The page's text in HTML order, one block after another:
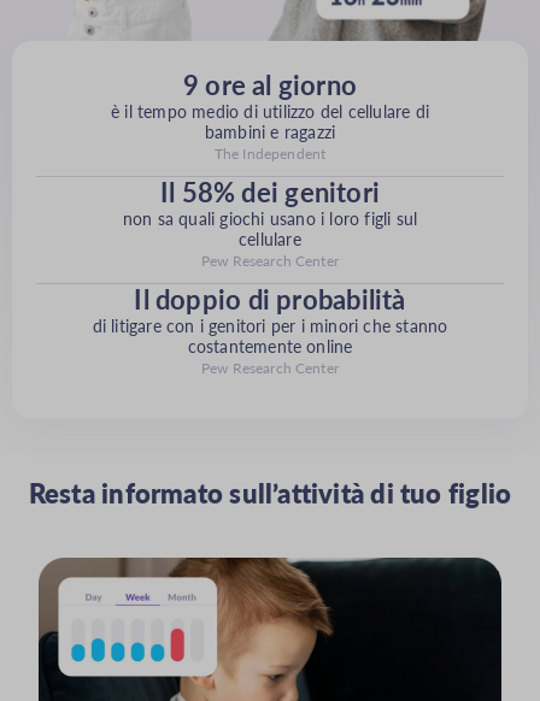
9 ore al giorno
è il tempo medio di utilizzo del cellulare di
bambini e ragazzi
The Independent
Il 58% dei genitori
non sa quali giochi usano i loro figli sul
cellulare
Pew Research Center
Il doppio di probabilità
di litigare con i genitori per i minori che stanno
costantemente online
Pew Research Center
Resta informato sull’attività di tuo figlio